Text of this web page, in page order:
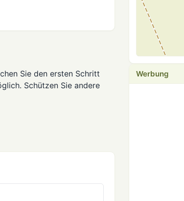
Sie den ersten Schritt
Schützen Sie andere
Werbung